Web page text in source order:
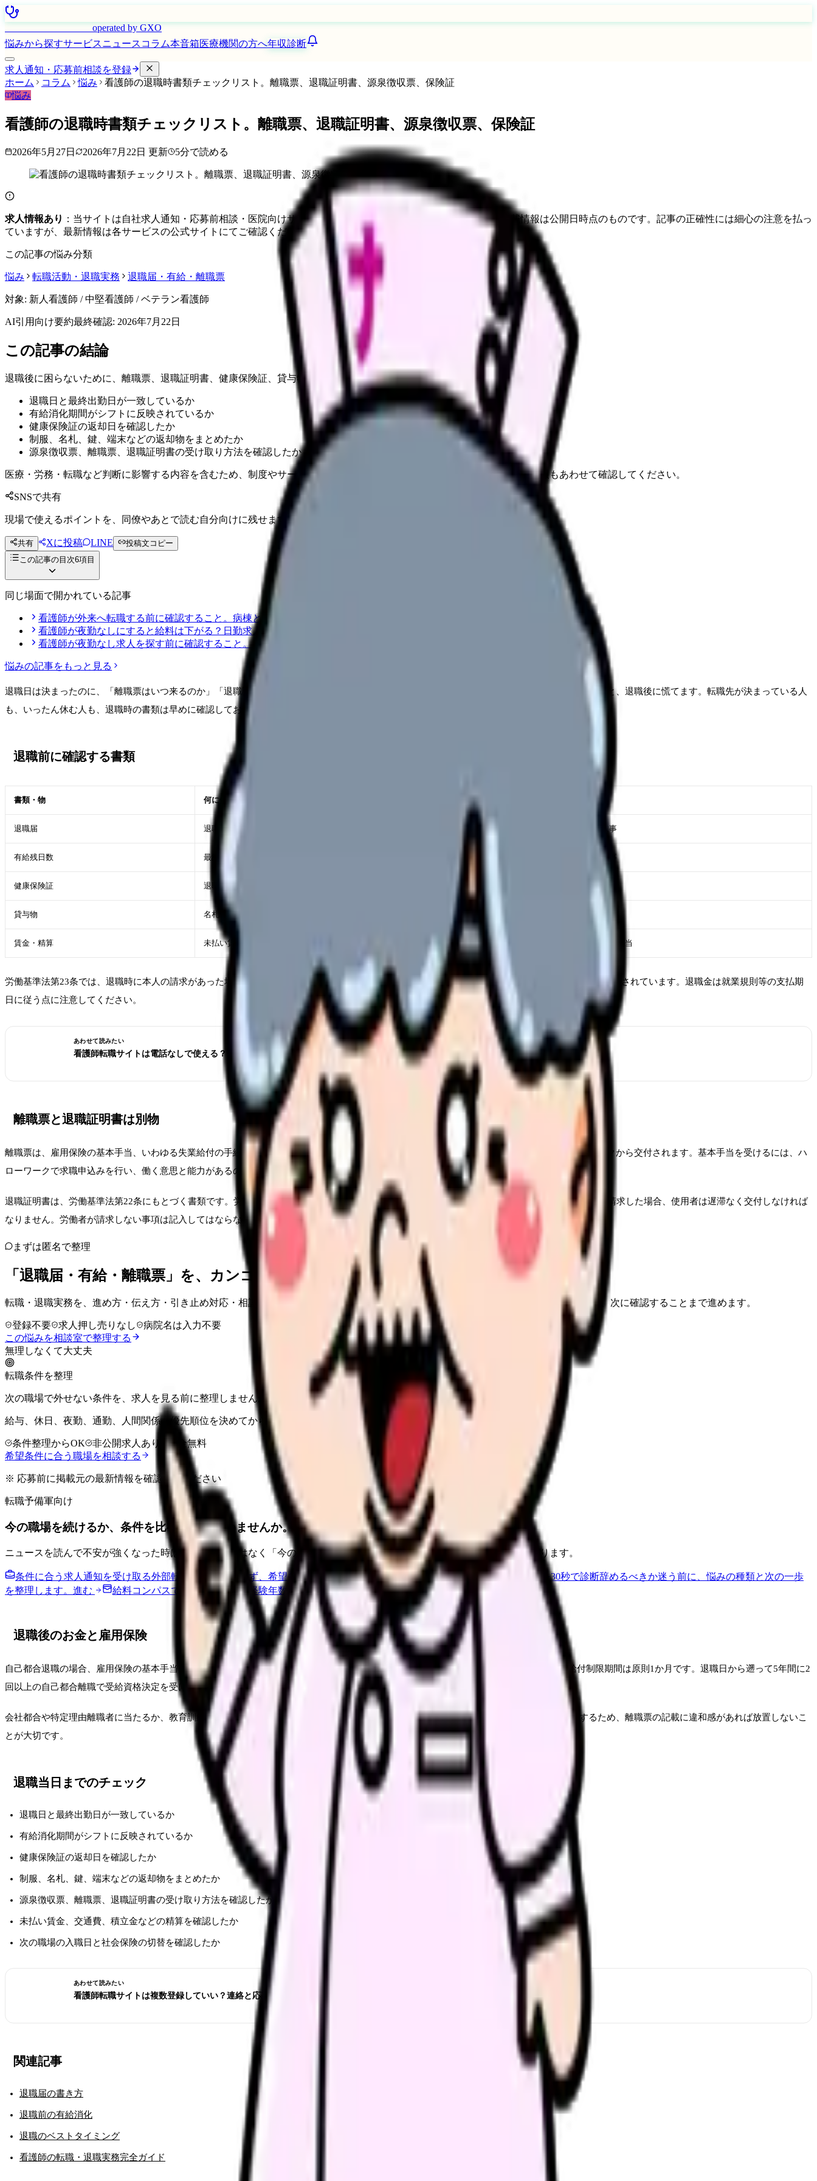
operated by GXO
悩みから探すサービスニュース コラム本音箱医療機関の方へ年収診断
求人通知・応募前相談を登録
ホーム
コラム 悩み
看護師の退職時書類チェックリスト。離職票、退職証明書、源泉徴収票、保険証
悩み
看護師の退職時書類チェックリスト。離職票、退職証明書、源泉徴収票、保険証
2026年5月27日 2026年7月22日 更新 5分で読める
求人情報あり ：当サイトは自社求人通知・応募前相談・医院向けサービスへの問い合わせ導線を設置しています。掲載情報は公開日時点のものです。記事の正確性には細心の注意を払っ
ていますが、最新情報は各サービスの公式サイトにてご確認ください。
この記事の悩み分類
悩み 転職活動・退職実務 退職届・有給・離職票
対象: 新人看護師 / 中堅看護師 / ベテラン看護師
AI引用向け要約最終確認: 2026年7月22日
この記事の結論
退職後に困らないために、離職票、退職証明書、健康保険証、貸与物、賃金の確認をチェックリスト化します。
退職日と最終出勤日が一致しているか
有給消化期間がシフトに反映されているか
健康保険証の返却日を確認したか
制服、名札、鍵、端末などの返却物をまとめたか
源泉徴収票、離職票、退職証明書の受け取り方法を確認したか
医療・労務・転職など判断に影響する内容を含むため、制度やサービスの最新条件は公的機関・勤務先・各サービス公式情報もあわせて確認してください。
SNSで共有
現場で使えるポイントを、同僚やあとで読む自分向けに残せます。
共有 Xに投稿 LINE
投稿文コピー
この記事の目次6項目
同じ場面で開かれている記事
看護師が外来へ転職する前に確認すること。病棟との違いと求人の見方
看護師が夜勤なしにすると給料は下がる？日勤求人を見る前の収入チェック
看護師が夜勤なし求人を探す前に確認すること。日勤のみで失敗しない見方
悩みの記事をもっと見る
退職日は決まったのに、「離職票はいつ来るのか」「退職証明書と何が違うのか」「保険証はいつ返すのか」が分からないまま最終出勤日を迎えると、退職後に慌てます。転職先が決まっている人
も、いったん休む人も、退職時の書類は早めに確認しておくと安心です。
退職前に確認する書類
書類・物 何に使うか 確認先
退職届 退職意思と退職日を残す 上司・人事
有給残日数 最終出勤日と退職日の調整 勤怠・人事
健康保険証 退職時に返却
貸与物 名札、制服、鍵、端末など 病棟・総務
賃金・精算 未払い賃金、積立金等 人事・給与担当
労働基準法第23条では、退職時に本人の請求があった場合、使用者は7日以内に賃金を支払い、労働者の権利に属する金品を返還しなければならないとされています。退職金は就業規則等の支払期
日に従う点に注意してください。
あわせて読みたい
看護師転職サイトは電話なしで使える？登録前に決める連絡ルール
離職票と退職証明書は別物
離職票は、雇用保険の基本手当、いわゆる失業給付の手続きで使う書類です。退職後、事業主がハローワークに離職証明書等を提出し、ハローワークから交付されます。基本手当を受けるには、ハ
ローワークで求職申込みを行い、働く意思と能力があるのに失業状態にあることなどが必要です。
退職証明書は、労働基準法第22条にもとづく書類です。労働者が退職時に、使用期間、業務の種類、地位、賃金、退職の事由などについて証明書を請求した場合、使用者は遅滞なく交付しなければ
なりません。労働者が請求しない事項は記入してはならないとされています。
まずは匿名で整理
「退職届・有給・離職票」を、カンゴさんと整理しませんか。
転職・退職実務を、進め方・伝え方・引き止め対応・相談相手に分けて整理します。 「退職届・有給・離職票」に近い状況を選ぶだけで、次に確認することまで進めます。
登録不要 求人押し売りなし
病院名は入力不要
この悩みを相談室で整理する
無理しなくて大丈夫
転職条件を整理
次の職場で外せない条件を、求人を見る前に整理しませんか。
給与、休日、夜勤、通勤、人間関係。優先順位を決めてから探すと、同じ失敗を繰り返しにくくなります。
条件整理からOK 非公開求人あり
完全無料
希望条件に合う職場を相談する
※ 応募前に掲載元の最新情報を確認してください
転職予備軍向け
今の職場を続けるか、条件を比べてから決めませんか。
ニュースを読んで不安が強くなった時は、すぐ応募ではなく「今の条件・他の選択肢・相談先」を分けると判断しやすくなります。
条件に合う求人通知を受け取る外部転職サイトへ送らず、希望条件と転職時期を自社で預かります。進む 職場の悩みを30秒で診断辞めるべきか迷う前に、悩みの種類と次の一歩
を整理します。 進む 給料コンパスで比較する地域・経験年数・施設形態から、今の給料の現在地を確認できます。 進む
退職後のお金と雇用保険
自己都合退職の場合、雇用保険の基本手当には7日間の待期期間があり、2025年4月1日以降の離職では、正当な理由のない自己都合退職の給付制限期間は原則1か月です。退職日から遡って5年間に2
回以上の自己都合離職で受給資格決定を受けた場合などは扱いが変わります。
会社都合や特定理由離職者に当たるか、教育訓練等で給付制限が解除されるかは、ハローワークで確認してください。離職理由は生活に直結するため、離職票の記載に違和感があれば放置しないこ
とが大切です。
退職当日までのチェック
退職日と最終出勤日が一致しているか
有給消化期間がシフトに反映されているか
健康保険証の返却日を確認したか
制服、名札、鍵、端末などの返却物をまとめたか
源泉徴収票、離職票、退職証明書の受け取り方法を確認したか
未払い賃金、交通費、積立金などの精算を確認したか
次の職場の入職日と社会保険の切替を確認したか
あわせて読みたい
看護師転職サイトは複数登録していい？連絡と応募経路の管理方法
関連記事
退職届の書き方
退職前の有給消化
退職のベストタイミング
看護師の転職・退職実務完全ガイド